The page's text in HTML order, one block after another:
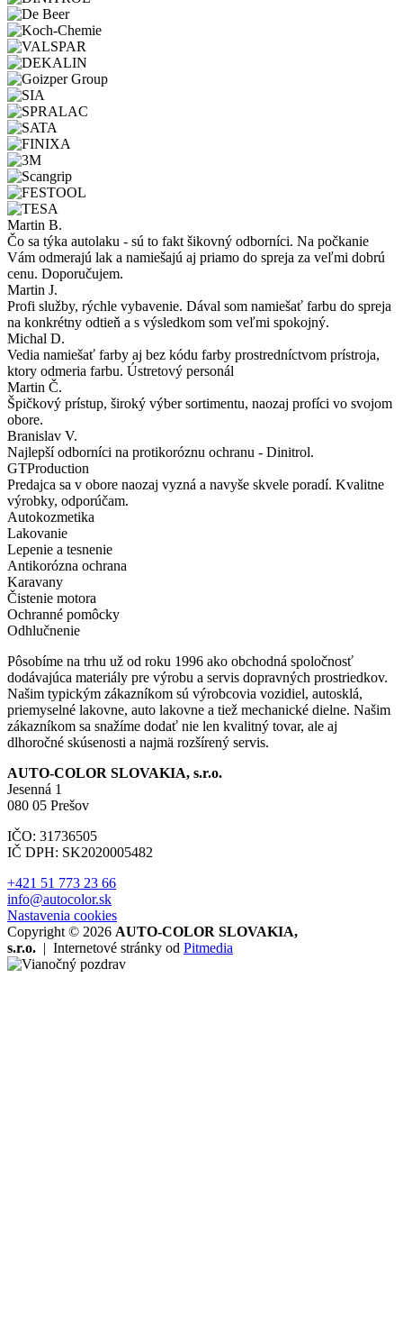
Martin B.
Čo sa týka autolaku - sú to fakt šikovný odborníci. Na počkanie
Vám odmerajú lak a namiešajú aj priamo do spreja za veľmi dobrú
cenu. Doporučujem.
Martin J.
Profi služby, rýchle vybavenie. Dával som namiešať farbu do spreja
na konkrétny odtieň a s výsledkom som veľmi spokojný.
Michal D.
Vedia namiešať farby aj bez kódu farby prostredníctvom prístroja,
ktory odmeria farbu. Ústretový personál
Martin Č.
Špičkový prístup, široký výber sortimentu, naozaj profíci vo svojom
obore.
Branislav V.
Najlepší odborníci na protikoróznu ochranu - Dinitrol.
GTProduction
Predajca sa v obore naozaj vyzná a navyše skvele poradí. Kvalitne
výrobky, odporúčam.
Autokozmetika
Lakovanie
Lepenie a tesnenie
Antikorózna ochrana
Karavany
Čistenie motora
Ochranné pomôcky
Odhlučnenie
Pôsobíme na trhu už od roku 1996 ako obchodná spoločnosť
dodávajúca materiály pre výrobu a servis dopravných prostriedkov.
Našim typickým zákazníkom sú výrobcovia vozidiel, autosklá,
priemyselné lakovne, auto lakovne a tiež mechanické dielne. Našim
zákazníkom sa snažíme dodať nie len kvalitný tovar, ale aj
dlhoročné skúsenosti a najmä rozšírený servis.
AUTO-COLOR SLOVAKIA, s.r.o.
Jesenná 1
080 05 Prešov
IČO: 31736505
IČ DPH: SK2020005482
+421 51 773 23 66
info@autocolor.sk
Nastavenia cookies
Copyright © 2026 AUTO-COLOR SLOVAKIA,
s.r.o. | Internetové stránky od Pitmedia